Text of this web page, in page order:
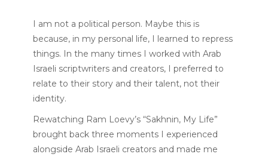
I am not a political person. Maybe this is
because, in my personal life, I learned to repress
things. In the many times I worked with Arab
Israeli scriptwriters and creators, I preferred to
relate to their story and their talent, not their
identity.
Rewatching Ram Loevy’s “Sakhnin, My Life”
brought back three moments I experienced
alongside Arab Israeli creators and made me